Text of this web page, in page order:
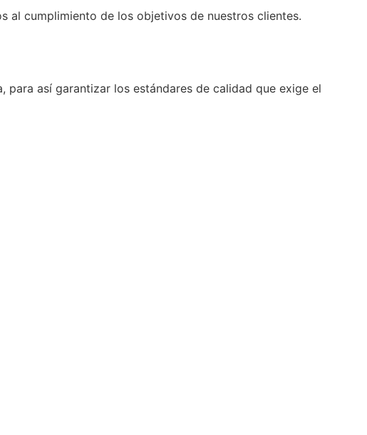
al cumplimiento de los objetivos de nuestros clientes.
así garantizar los estándares de calidad que exige el